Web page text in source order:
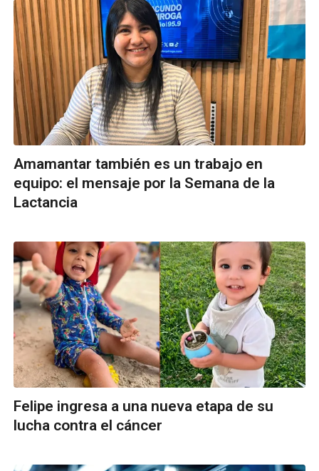
Amamantar también es un trabajo en
equipo: el mensaje por la Semana de la
Lactancia
Felipe ingresa a una nueva etapa de su
lucha contra el cáncer